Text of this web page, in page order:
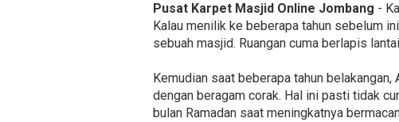
Pusat Karpet Masjid Online Jombang -
Kalau menilik ke beberapa tahun sebelum
sebuah masjid. Ruangan cuma berlapis
Kemudian saat beberapa tahun
dengan beragam corak. Hal ini pasti tidak
bulan Ramadan saat meningkatnya